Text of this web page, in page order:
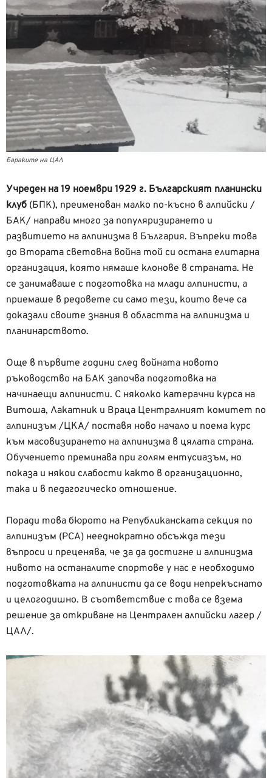
Бараките на ЦАЛ
Учреден на 19 ноември 1929 г. Българският планински
клуб (БПК), преименован малко по-късно в алпийски /
БАК/ направи много за популяризирането и
развитието на алпинизма в България. Въпреки това
до Втората световна война той си остана елитарна
организация, която нямаше клонове в страната. Не
се занимаваше с подготовка на млади алпинисти, а
приемаше в редовете си само тези, които вече са
доказали своите знания в областта на алпинизма и
планинарството.
Още в първите години след войната новото
ръководство на БАК започва подготовка на
начинаещи алпинисти. С няколко катерачни курса на
Витоша, Лакатник и Враца Централният комитет по
алпинизъм /ЦКА/ поставя ново начало и поема курс
към масовизирането на алпинизма в цялата страна.
Обучението преминава при голям ентусиазъм, но
показа и някои слабости както в организационно,
така и в педагогическо отношение.
Поради това бюрото на Републиканската секция по
алпинизъм (РСА) нееднократно обсъжда тези
въпроси и преценява, че за да достигне и алпинизма
нивото на останалите спортове у нас е необходимо
подготовката на алпинисти да се води непрекъснато
и целогодишно. В съответствие с това се взема
решение за откриване на Централен алпийски лагер /
ЦАЛ/.